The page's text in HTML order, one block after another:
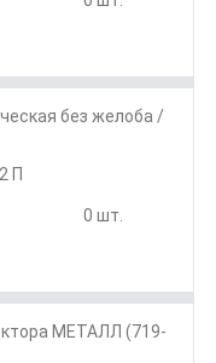
без желоба /
П
0 шт.
МЕТАЛЛ (719-